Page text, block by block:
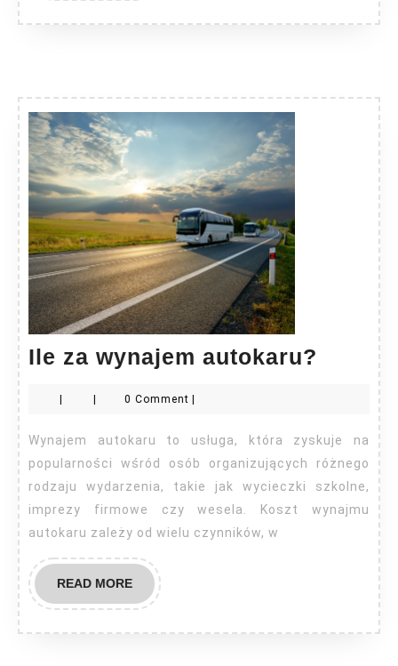
Ile za wynajem autokaru?
0 Comment
Wynajem autokaru to usługa, która zyskuje na
popularności wśród osób organizujących różnego
rodzaju wydarzenia, takie jak wycieczki szkolne,
imprezy firmowe czy wesela. Koszt wynajmu
autokaru zależy od wielu czynników, w
READ MOREREAD
MORE